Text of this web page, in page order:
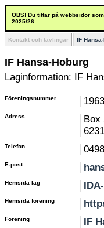
OBS! Du tittar på webbsidor
2025/26.
Kontakt och tävlingar IF
IF Hansa-Hoburg
Laginformation: IF
Föreningsnummer 1963
Adress
Box
Telefon
E-post
Hemsida lag
Hemsida förening
Förening IF